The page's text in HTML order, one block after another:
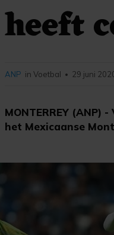
heeft
MONTERREY
het Mexicaanse
ANP in Voetbal • 29 juni